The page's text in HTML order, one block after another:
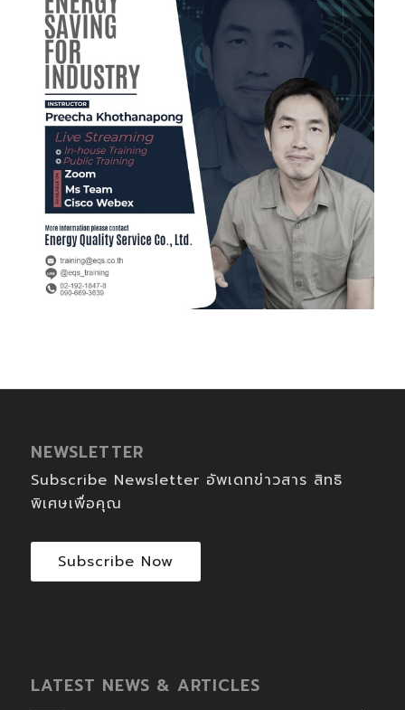
NEWSLETTER
Subscribe Newsletter อัพเดทข่าวสาร สิทธิ
พิเศษเพื่อคุณ
Subscribe Now
LATEST NEWS & ARTICLES